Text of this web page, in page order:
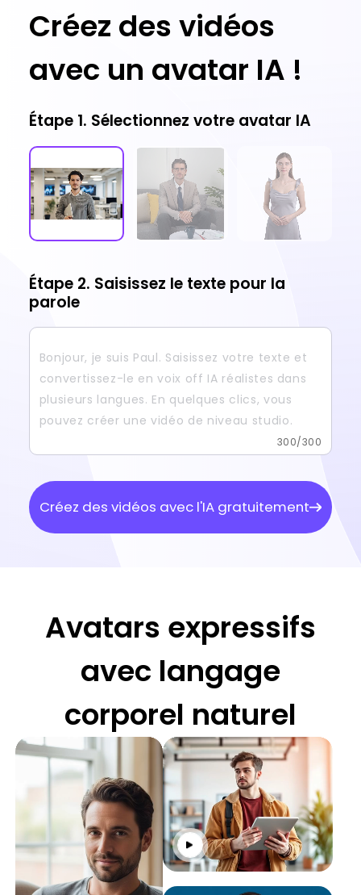
Créez des vidéos
avec un avatar IA !
Étape 1. Sélectionnez votre avatar IA
Étape 2. Saisissez le texte pour la
parole
300/300
Créez des vidéos avec l'IA gratuitement
Avatars expressifs
avec langage
corporel naturel
Cliquez pour jouer